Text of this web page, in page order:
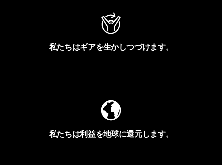
私たちはギアを生かしつづけます。
私たちは利益を地球に還元します。